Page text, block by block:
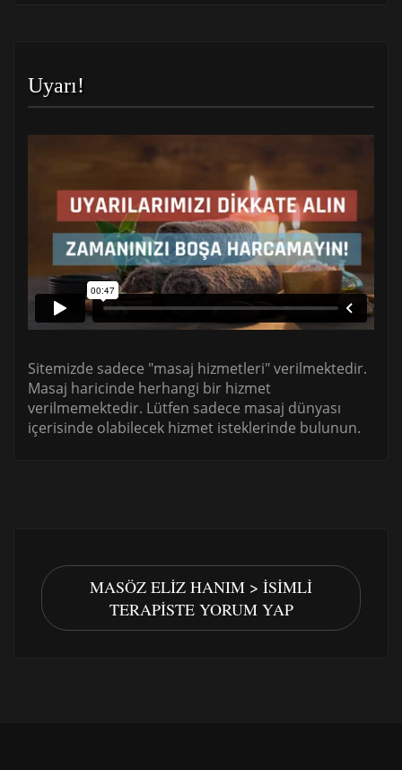
Uyarı!
Sitemizde sadece "masaj hizmetleri" verilmektedir.
Masaj haricinde herhangi bir hizmet
verilmemektedir. Lütfen sadece masaj dünyası
içerisinde olabilecek hizmet isteklerinde bulunun.
MASÖZ ELIZ HANIM > İSIMLI
TERAPISTE YORUM YAP